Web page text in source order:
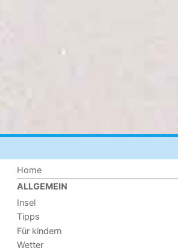
Home
ALLGEMEIN
Insel
Tipps
Für kindern
Wetter